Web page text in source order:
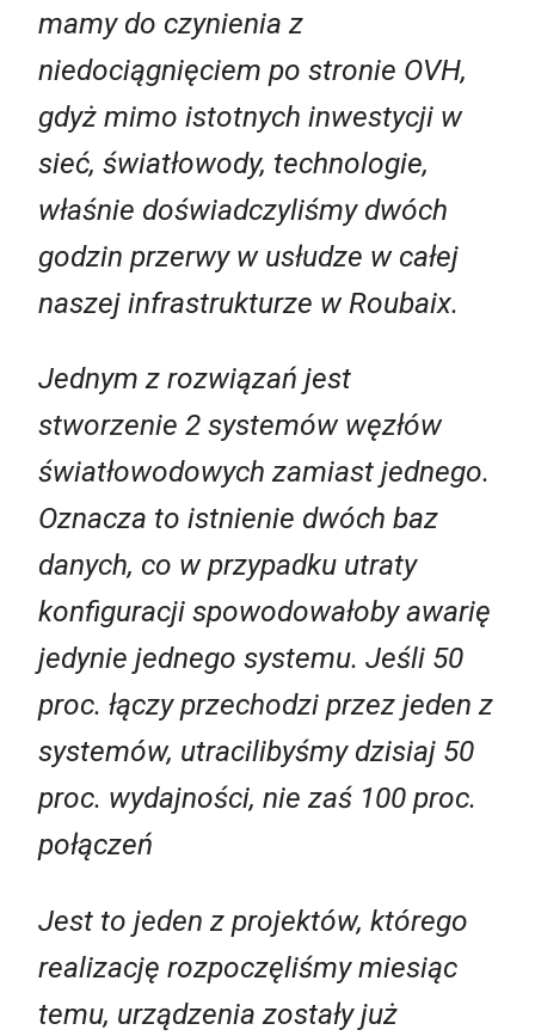
mamy do czynienia z
niedociągnięciem po stronie OVH,
gdyż mimo istotnych inwestycji w
sieć, światłowody, technologie,
właśnie doświadczyliśmy dwóch
godzin przerwy w usłudze w całej
naszej infrastrukturze w Roubaix.
Jednym z rozwiązań jest
stworzenie 2 systemów węzłów
światłowodowych zamiast jednego.
Oznacza to istnienie dwóch baz
danych, co w przypadku utraty
konfiguracji spowodowałoby awarię
jedynie jednego systemu. Jeśli 50
proc. łączy przechodzi przez jeden z
systemów, utracilibyśmy dzisiaj 50
proc. wydajności, nie zaś 100 proc.
połączeń
Jest to jeden z projektów, którego
realizację rozpoczęliśmy miesiąc
temu, urządzenia zostały już